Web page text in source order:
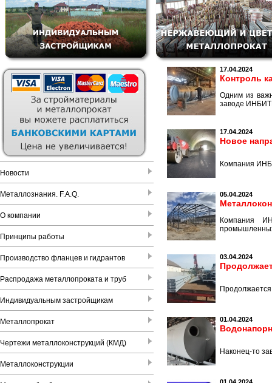
Новости
Металлознания. F.A.Q.
О компании
Принципы работы
Производство фланцев и гидрантов
Распродажа металлопроката и труб
Индивидуальным застройщикам
Металлопрокат
Чертежи металлоконструкций (КМД)
Металлоконструкции
17.04.2024
Контроль
Одним из
заводе
17.04.2024
Новое
Компания
05.04.2024
Компания
03.04.2024
01.04.2024
Наконец-то